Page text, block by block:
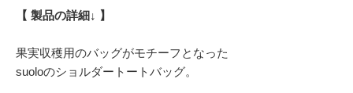
【 製品の詳細↓ 】
果実収穫用のバッグがモチーフとなった
suoloのショルダートートバッグ。